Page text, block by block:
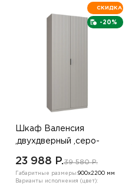
-20%
СКИДКА
Шкаф Валенсия
,двухдверный ,серо-
23 988 P.39 580 P.
Габаритные размеры:900х2200 мм
Варианты исполнения (цвет):